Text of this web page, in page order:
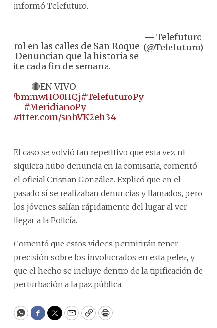
informó Telefuturo.
en las calles de San Roque
Denuncian que la historia se
cada fin de semana.
🔴EN VIVO:
bmmwHO0HQj#TelefuturoPy
#MeridianoPy
snhVK2eh34
— Telefuturo
(@Telefuturo)
El caso se volvió tan repetitivo que esta vez ni
siquiera hubo denuncia en la comisaría, comentó
el oficial Cristian González. Explicó que en el
pasado sí se realizaban denuncias y llamados, pero
los jóvenes salían rápidamente del lugar al ver
llegar a la Policía.
Comentó que estos videos permitirán tener
precisión sobre los involucrados en esta pelea, y
que el hecho se incluye dentro de la tipificación de
perturbación a la paz pública.
WhatsApp
Facebook
Twitter
EmailCopyPrint